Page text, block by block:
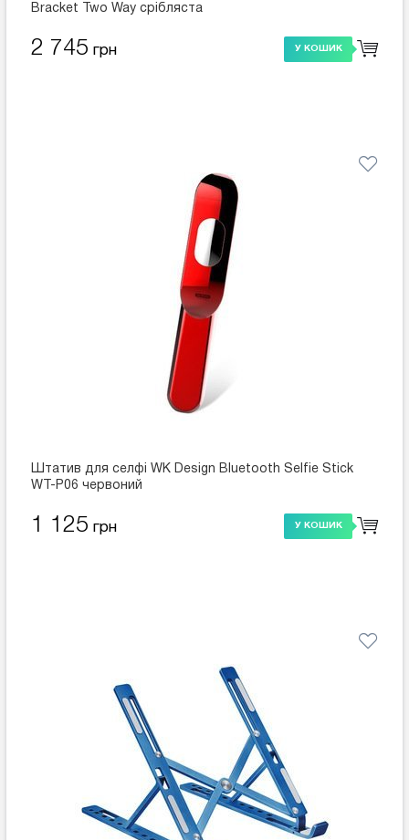
Bracket Two Way срібляста
2 745 грн У КОШИК
Штатив для селфі WK Design Bluetooth Selfie Stick
WT-P06 червоний
1 125 грн У КОШИК